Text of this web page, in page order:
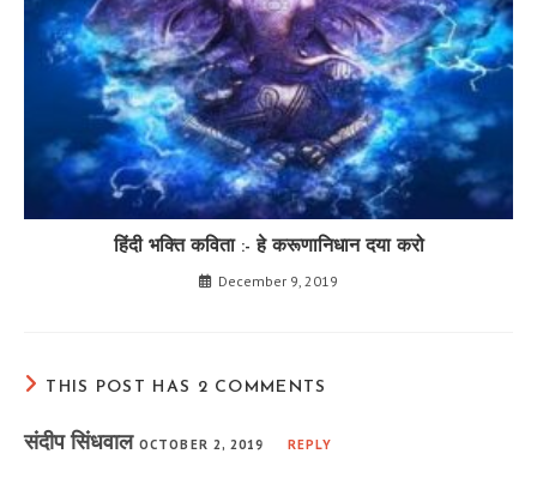
हिंदी भक्ति कविता :- हे करूणानिधान दया करो
December 9, 2019
THIS POST HAS 2 COMMENTS
संदीप सिंधवाल OCTOBER 2, 2019 REPLY